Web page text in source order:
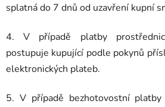
splatná do 7 dnů od uzavření kupní
4. V případě platby
postupuje kupující podle pokynů
elektronických plateb.
5. V případě bezhotovostní platby